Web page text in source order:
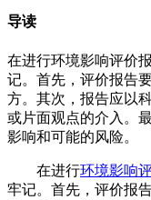
导读
在进行环境影响评价
记。首先，评价报告
方。其次，报告应以
或片面观点的介入。
影响和可能的风险。
在进行环境影响
牢记。首先，评价报